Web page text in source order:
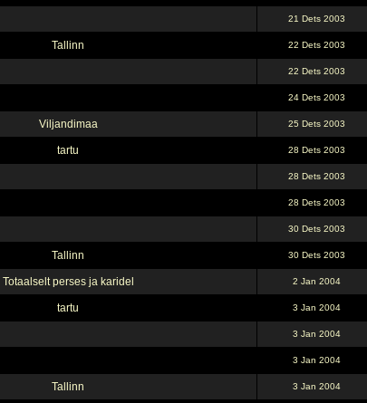
21 Dets 2003
Tallinn 22 Dets 2003
22 Dets 2003
24 Dets 2003
Viljandimaa 25 Dets 2003
tartu 28 Dets 2003
28 Dets 2003
28 Dets 2003
30 Dets 2003
Tallinn 30 Dets 2003
Totaalselt perses ja karidel 2 Jan 2004
tartu 3 Jan 2004
3 Jan 2004
3 Jan 2004
Tallinn 3 Jan 2004